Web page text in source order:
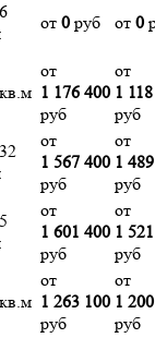
от 0 руб от 0
от
1 176 400
руб
от
1
руб
от
1 567 400
руб
от
1
руб
от
1 601 400
руб
от
1
руб
от
1 263 100
руб
от
1
руб